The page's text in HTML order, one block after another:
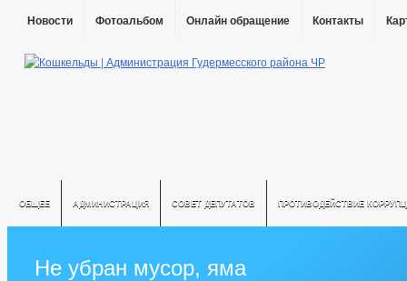
Новости Фотоальбом Онлайн обращение Контакты
ОБЩЕЕ АДМИНИСТРАЦИЯ СОВЕТ ДЕПУТАТОВ ПРОТИВОДЕЙСТВИЕ
Не убран мусор, яма